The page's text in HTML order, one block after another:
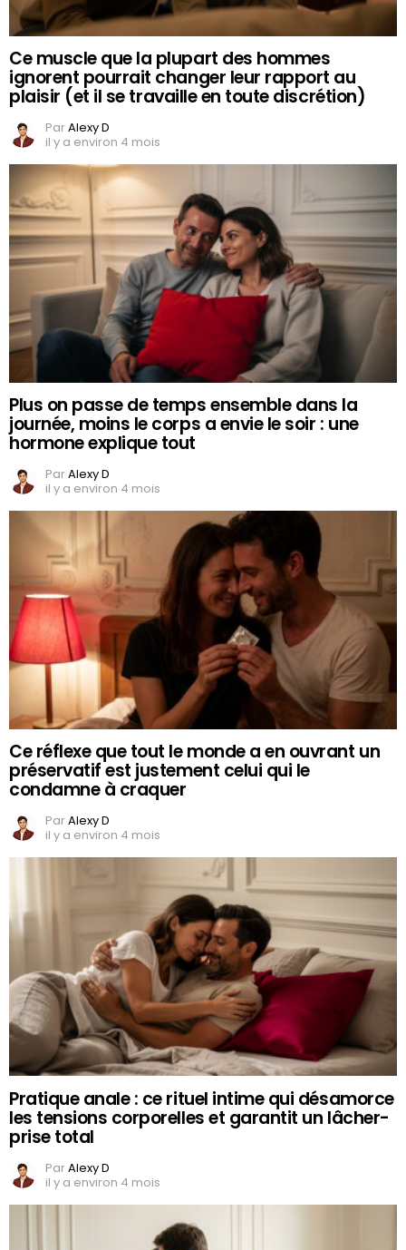
Ce muscle que la plupart des hommes
ignorent pourrait changer leur rapport au
plaisir (et il se travaille en toute discrétion)
ParAlexy D
il y a environ 4 mois
Plus on passe de temps ensemble dans la
journée, moins le corps a envie le soir : une
hormone explique tout
ParAlexy D
il y a environ 4 mois
Ce réflexe que tout le monde a en ouvrant un
préservatif est justement celui qui le
condamne à craquer
ParAlexy D
il y a environ 4 mois
Pratique anale : ce rituel intime qui désamorce
les tensions corporelles et garantit un lâcher-
prise total
ParAlexy D
il y a environ 4 mois